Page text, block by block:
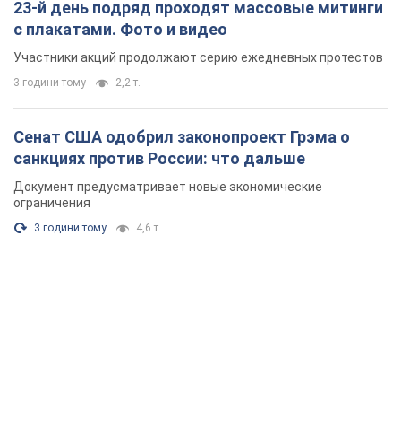
23-й день подряд проходят массовые митинги
с плакатами. Фото и видео
Участники акций продолжают серию ежедневных протестов
3 години тому 2,2 т.
Сенат США одобрил законопроект Грэма о
санкциях против России: что дальше
Документ предусматривает новые экономические
ограничения
3 години тому 4,6 т.